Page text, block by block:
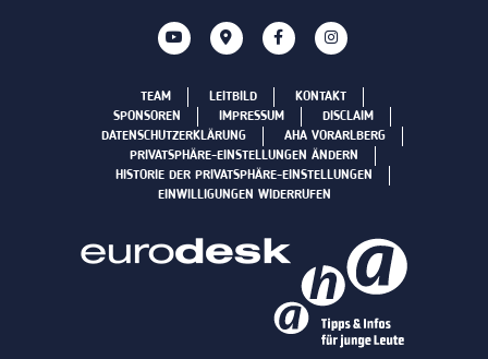
TEAM LEITBILD
KONTAKT
SPONSOREN
IMPRESSUM
DISCLAIM
DATENSCHUTZERKLÄRUNG
AHA VORARLBERG
PRIVATSPHÄRE-EINSTELLUNGEN ÄNDERN
HISTORIE DER PRIVATSPHÄRE-EINSTELLUNGEN
EINWILLIGUNGEN WIDERRUFEN